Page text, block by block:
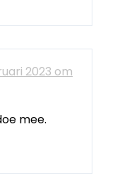
2023 om
mee.